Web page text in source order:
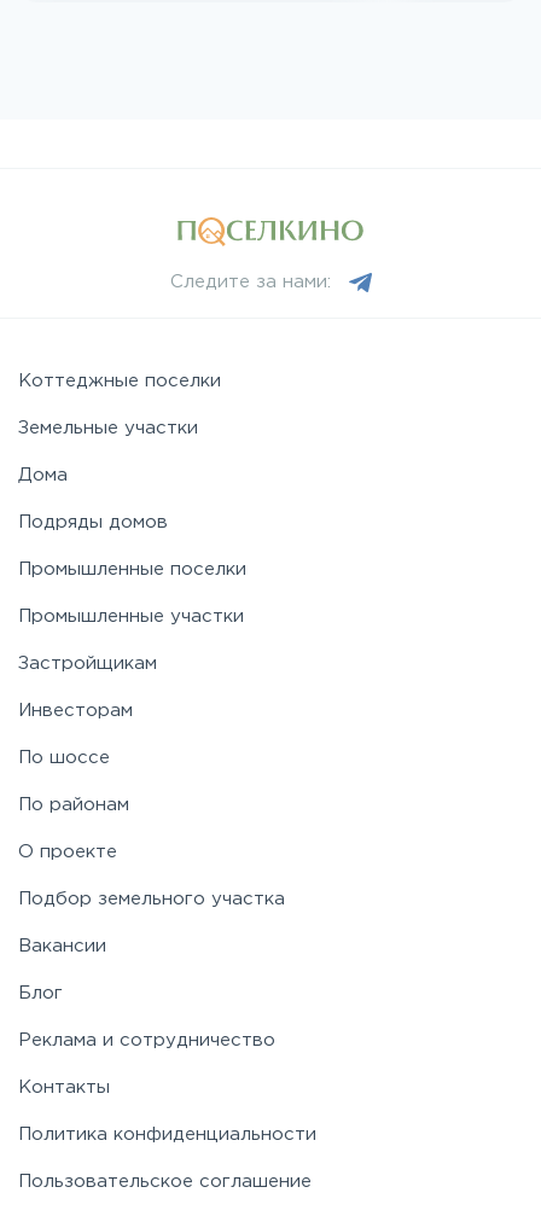
Следите за нами:
Коттеджные поселки
Земельные участки
Дома
Подряды домов
Промышленные поселки
Промышленные участки
Застройщикам
Инвесторам
По шоссе
По районам
О проекте
Подбор земельного участка
Вакансии
Блог
Реклама и сотрудничество
Контакты
Политика конфиденциальности
Пользовательское соглашение